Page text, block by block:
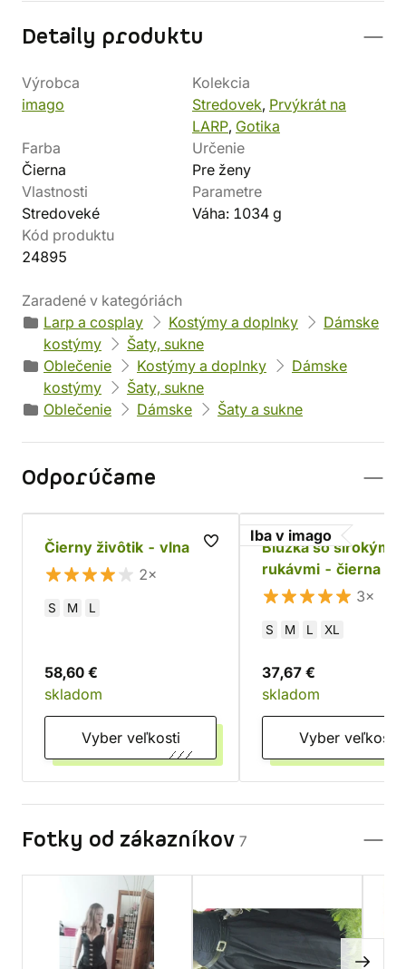
Detaily produktu
Výrobca
imago
Kolekcia
Stredovek, Prvýkrát na
LARP, Gotika
Farba
Čierna
Určenie
Pre ženy
Vlastnosti
Stredoveké
Parametre
Váha: 1034 g
Kód produktu
24895
Zaradené v kategóriách
Larp a cosplay
Kostýmy a doplnky
Dámske
kostýmy
Šaty, sukne
Oblečenie
Kostýmy a doplnky
Dámske
kostýmy
Šaty, sukne
Oblečenie
Dámske Šaty a sukne
Odporúčame
Čierny živôtik - vlna
2×
S M L
58,60 €
skladom
Vyber veľkosti
Iba v imago
Blúzka so širokými
rukávmi - čierna
3×
S M L XL
37,67 €
skladom
Vyber veľkosti
Fotky od zákazníkov 7